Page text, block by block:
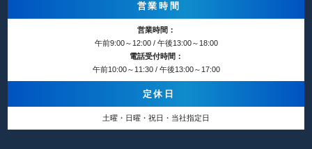
営業時間
営業時間：
午前9:00～12:00 / 午後13:00～18:00
電話受付時間：
午前10:00～11:30 / 午後13:00～17:00
定休日
土曜・日曜・祝日・当社指定日